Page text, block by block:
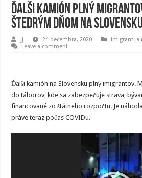
Ďalši kamión plný
Štedrým dňom na
jj 24 decembra, 2020
imigranti a
Leave a comment
Ďalši kamión na Slovensku plný imigrantov.
do táborov, kde sa zabezpečuje strava,
financované zo štátneho rozpočtu. Je
práve teraz počas COVIDu.